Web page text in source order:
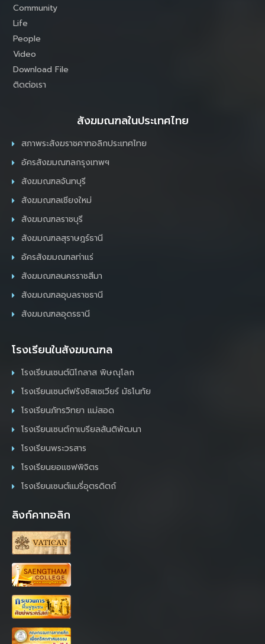
Community
Life
People
Video
Download File
ติดต่อเรา
สังฆมณฑลในประเทศไทย
สภาพระสังฆราชคาทอลิกประเทศไทย
อัครสังฆมณฑลกรุงเทพฯ
สังฆมณฑลจันทบุรี
สังฆมณฑลเชียงใหม่
สังฆมณฑลราชบุรี
สังฆมณฑลสุราษฎร์ธานี
อัครสังฆมณฑลท่าแร่
สังฆมณฑลนครราชสีมา
สังฆมณฑลอุบลราชธานี
สังฆมณฑลอุดรธานี
โรงเรียนในสังฆมณฑล
โรงเรียนเซนต์นิโกลาส พิษณุโลก
โรงเรียนเซนต์ฟรังซิสเซเวียร์ มัธโนทัย
โรงเรียนภัทรวิทยา แม่สอด
โรงเรียนเซนต์กาเบรียลสันติพัฒนา
โรงเรียนพระวรสาร
โรงเรียนยอแซฟพิจิตร
โรงเรียนเซนต์แมรี่อุตรดิตถ์
ลิงก์คาทอลิก